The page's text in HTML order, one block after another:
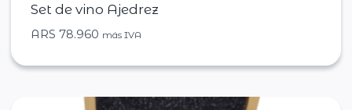
Set de vino Ajedrez
ARS 78.960 más IVA